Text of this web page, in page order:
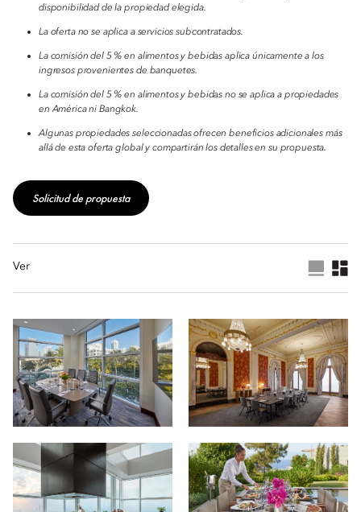
disponibilidad de la propiedad elegida.
La oferta no se aplica a servicios subcontratados.
La comisión del 5 % en alimentos y bebidas aplica únicamente a los
ingresos provenientes de banquetes.
La comisión del 5 % en alimentos y bebidas no se aplica a propiedades
en América ni Bangkok.
Algunas propiedades seleccionadas ofrecen beneficios adicionales más
allá de esta oferta global y compartirán los detalles en su propuesta.
Solicitud de propuesta
Ver